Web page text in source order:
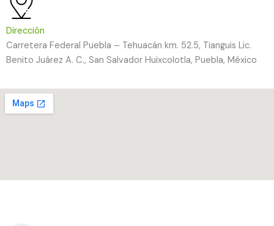
Dirección
Carretera Federal Puebla – Tehuacán km. 52.5, Tianguis Lic.
Benito Juárez A. C., San Salvador Huixcolotla, Puebla, México